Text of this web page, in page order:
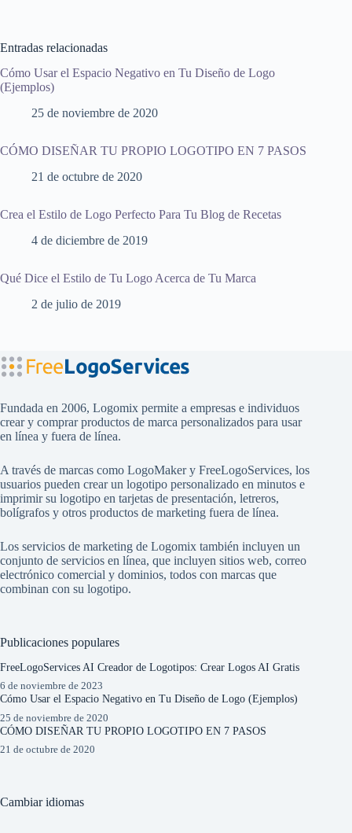
Entradas relacionadas
Cómo Usar el Espacio Negativo en Tu Diseño de Logo
(Ejemplos)
25 de noviembre de 2020
CÓMO DISEÑAR TU PROPIO LOGOTIPO EN 7 PASOS
21 de octubre de 2020
Crea el Estilo de Logo Perfecto Para Tu Blog de Recetas
4 de diciembre de 2019
Qué Dice el Estilo de Tu Logo Acerca de Tu Marca
2 de julio de 2019
Fundada en 2006, Logomix permite a empresas e individuos
crear y comprar productos de marca personalizados para usar
en línea y fuera de línea.
A través de marcas como LogoMakery FreeLogoServices, los
usuarios pueden crear un logotipo personalizado en minutos e
imprimir su logotipo en tarjetas de presentación, letreros,
bolígrafos y otros productos de marketing fuera de línea.
Los servicios de marketing de Logomix también incluyen un
conjunto de servicios en línea, que incluyen sitios web, correo
electrónico comercial y dominios, todos con marcas que
combinan con su logotipo.
Publicaciones populares
FreeLogoServices AI Creador de Logotipos: Crear Logos AI Gratis
6 de noviembre de 2023
Cómo Usar el Espacio Negativo en Tu Diseño de Logo (Ejemplos)
25 de noviembre de 2020
CÓMO DISEÑAR TU PROPIO LOGOTIPO EN 7 PASOS
21 de octubre de 2020
Cambiar idiomas